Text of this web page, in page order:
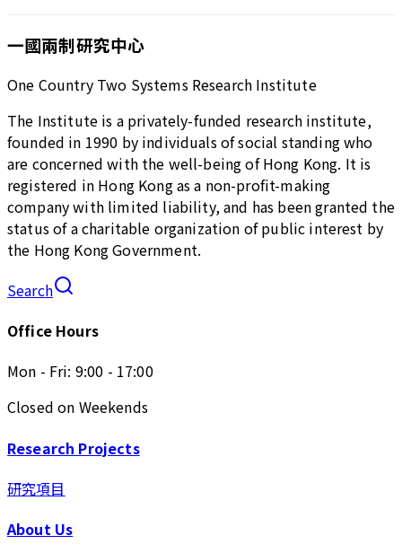
一國兩制研究中心
One Country Two Systems Research Institute
The Institute is a privately-funded research institute,
founded in 1990 by individuals of social standing who
are concerned with the well-being of Hong Kong. It is
registered in Hong Kong as a non-profit-making
company with limited liability, and has been granted the
status of a charitable organization of public interest by
the Hong Kong Government.
Search
Office Hours
Mon - Fri: 9:00 - 17:00
Closed on Weekends
Research Projects
研究項目
About Us